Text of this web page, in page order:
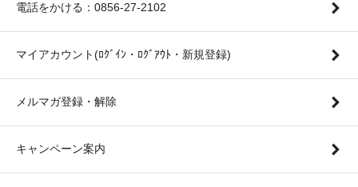
電話をかける：0856-27-2102
マイアカウント(ﾛｸﾞｲﾝ・ﾛｸﾞｱｳﾄ・新規登録)
メルマガ登録・解除
キャンペーン案内